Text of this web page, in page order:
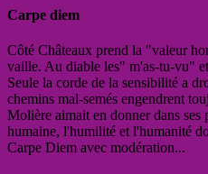
Carpe diem
Côté Châteaux prend la "valeur
vaille. Au diable les" m'as-tu-vu"
Seule la corde de la sensibilité a
chemins mal-semés engendrent
Molière aimait en donner dans ses
humaine, l'humilité et l'humanité
Carpe Diem avec modération...